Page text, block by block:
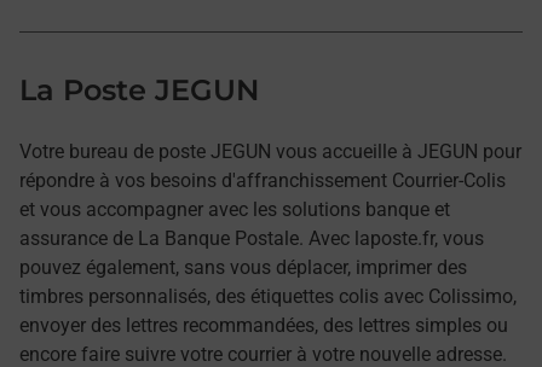
La Poste JEGUN
Votre bureau de poste JEGUN vous accueille à JEGUN pour
répondre à vos besoins d'affranchissement Courrier-Colis
et vous accompagner avec les solutions banque et
assurance de La Banque Postale. Avec laposte.fr, vous
pouvez également, sans vous déplacer, imprimer des
timbres personnalisés, des étiquettes colis avec Colissimo,
envoyer des lettres recommandées, des lettres simples ou
encore faire suivre votre courrier à votre nouvelle adresse.